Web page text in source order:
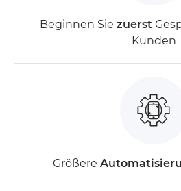
Beginnen Sie zuerst
Kunden
Größere